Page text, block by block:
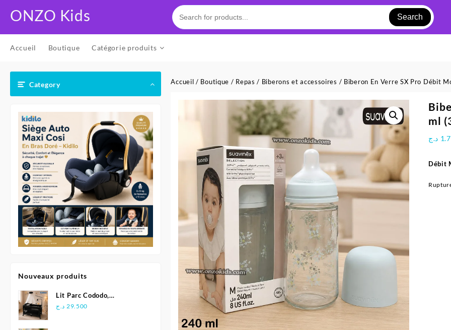
ONZO Kids Search
Accueil Boutique Catégorie produits
Category
Nouveaux produits
Lit Parc Cododo,
Multifonction - Kidilo
29.500 د.ج
Accueil / Boutique / Repas / Biberons et accessoires / Biberon En Verre SX Pro Débit
ml
د.ج
Débit